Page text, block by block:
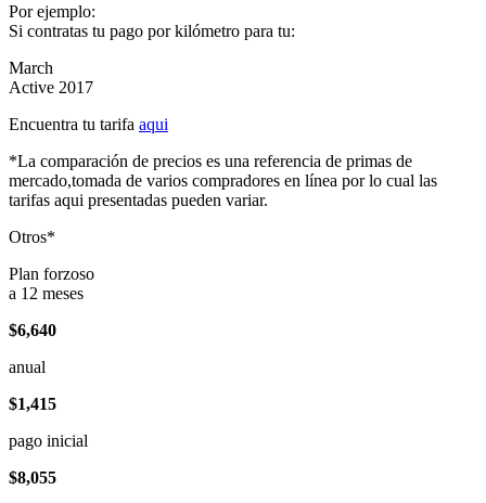
Por ejemplo:
Si contratas tu pago por kilómetro para tu:
March
Active 2017
Encuentra tu tarifa aqui
*La comparación de precios es una referencia de primas de
mercado,tomada de varios compradores en línea por lo cual las
tarifas aqui presentadas pueden variar.
Otros*
Plan forzoso
a 12 meses
$6,640
anual
$1,415
pago inicial
$8,055